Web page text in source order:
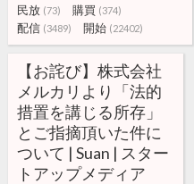
民放 (73) 購買 (374)
配信 (3489) 開始 (22402)
【お詫び】株式会社
メルカリより「法的
措置を講じる所存」
とご指摘頂いた件に
ついて | Suan | スター
トアップメディア